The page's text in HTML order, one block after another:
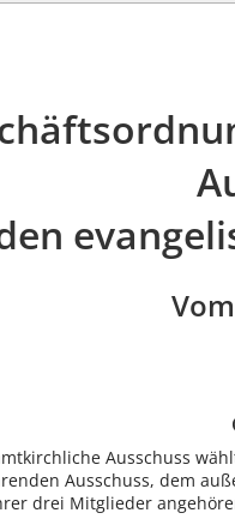
Ausschuss
Ausschuss, dem
drei Mitglieder